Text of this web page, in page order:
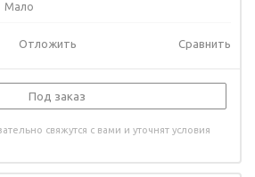
Мало
Отложить Сравнить
Под заказ
свяжутся с вами и уточнят условия